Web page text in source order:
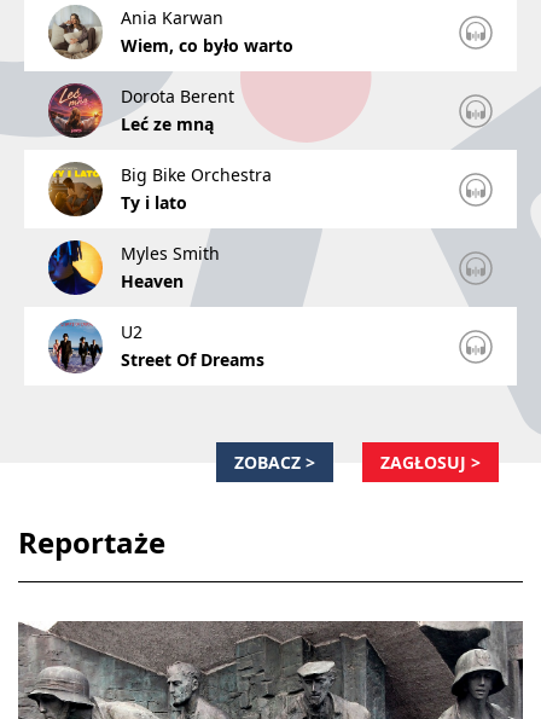
Ania Karwan
Wiem, co było warto
Dorota Berent
Leć ze mną
Big Bike Orchestra
Ty i lato
Myles Smith
Heaven
U2
Street Of Dreams
ZOBACZ > ZAGŁOSUJ >
Reportaże